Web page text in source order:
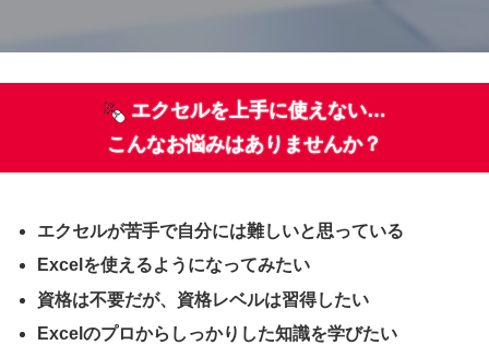
エクセルを上手に使えない…
こんなお悩みはありませんか？
エクセルが苦手で自分には難しいと思っている
Excelを使えるようになってみたい
資格は不要だが、資格レベルは習得したい
Excelのプロからしっかりした知識を学びたい